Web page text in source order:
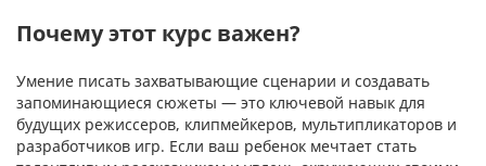
Почему этот курс важен?
Умение писать захватывающие сценарии и создавать
запоминающиеся сюжеты — это ключевой навык для
будущих режиссеров, клипмейкеров, мультипликаторов и
разработчиков игр. Если ваш ребенок мечтает стать